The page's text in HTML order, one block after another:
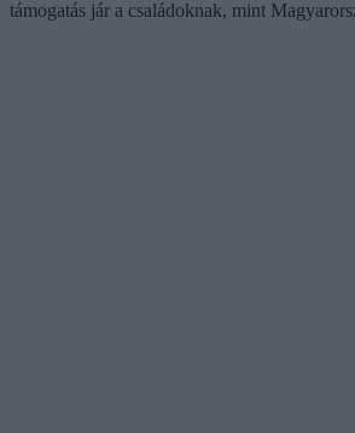
támogatás jár a családoknak, mint